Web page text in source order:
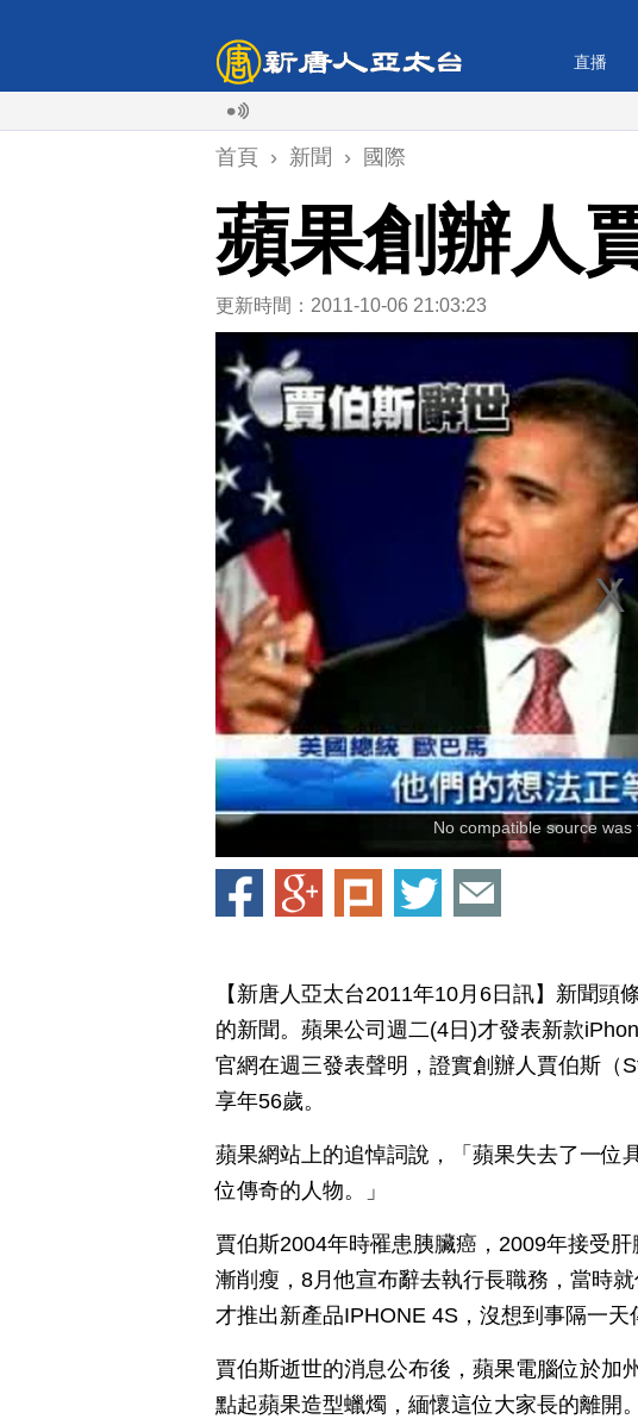
直播
首頁 › 新聞 › 國際
蘋果創辦人
更新時間：2011-10-06 21:03:23
No compatible source
【新唐人亞太台2011年10月6日訊】新聞
的新聞。蘋果公司週二(4日)才發表新款
官網在週三發表聲明，證實創辦人賈伯斯（
享年56歲。
蘋果網站上的追悼詞說，「蘋果失去了一位
位傳奇的人物。」
賈伯斯2004年時罹患胰臟癌，2009年接受
漸削瘦，8月他宣布辭去執行長職務，當時
才推出新產品IPHONE 4S，沒想到事隔一天
賈伯斯逝世的消息公布後，蘋果電腦位於加
點起蘋果造型蠟燭，緬懷這位大家長的離開。